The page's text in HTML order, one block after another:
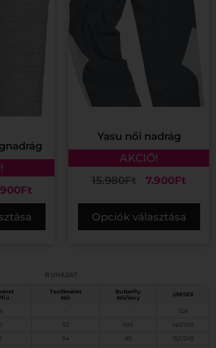
Ft
Yasu női nadrág
AKCIÓ!
15.980Ft 7.900Ft
Opciók választása
RUHÁZAT
fiú
Textilméret
Női
Butterfly
Női/lány
UNISEX
128
32 XXS
140/3XS
34 XS
152/2XS